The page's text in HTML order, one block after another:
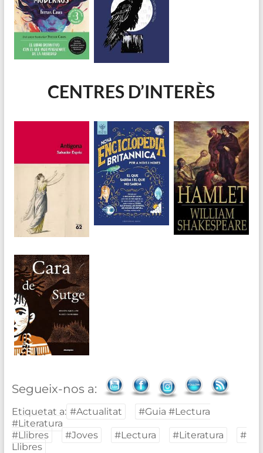
CENTRES D’INTERÈS
Segueix-nos a:
Etiquetat a: #Actualitat
#Guia #Lectura
#Literatura
#Llibres
#Joves #Lectura #Literatura
#
Llibres